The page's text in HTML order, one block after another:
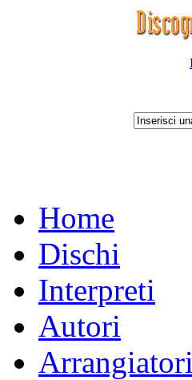
Home
Dischi
Interpreti
Autori
Arrangiatori